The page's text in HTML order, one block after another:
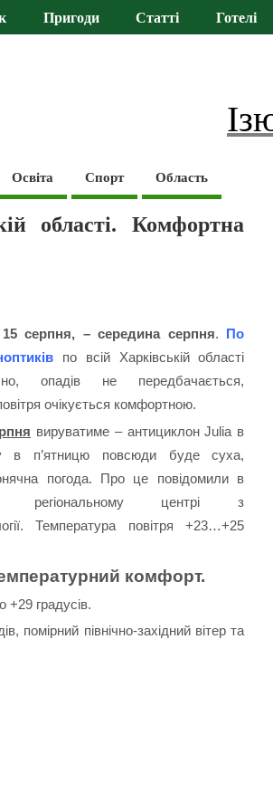
Пригоди Статті Готелі
Освіта Спорт Область
області. Комфортна
15 серпня, – середина серпня. По
по всій Харківській області
опадів не передбачається,
очікується комфортною.
вируватиме – антициклон Julia в
в п’ятницю повсюди буде суха,
погода. Про це повідомили в
регіональному центрі з
Температура повітря +23…+25
комфорт.
+29 градусів.
помірний північно-західний вітер та